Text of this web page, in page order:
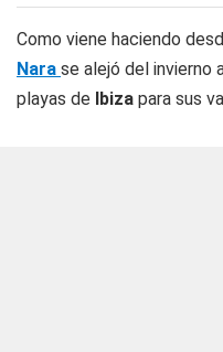
Como viene haciendo
Nara se alejó del invierno
playas de Ibiza para sus